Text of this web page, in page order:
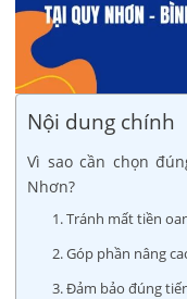
Nội dung chính
Vì sao cần chọn
Nhơn?
1. Tránh mất tiền
2. Góp phần nâng
3. Đảm bảo đúng